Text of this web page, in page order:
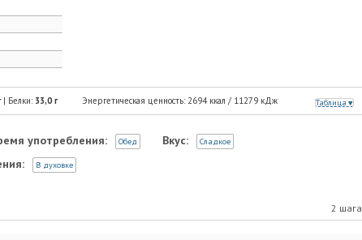
Таблица
Энергетическая ценность: 2694ккал / 11279кДж
| Белки: 33,0г
употребления: Обед Вкус: Сладкое
В духовке
2 шага